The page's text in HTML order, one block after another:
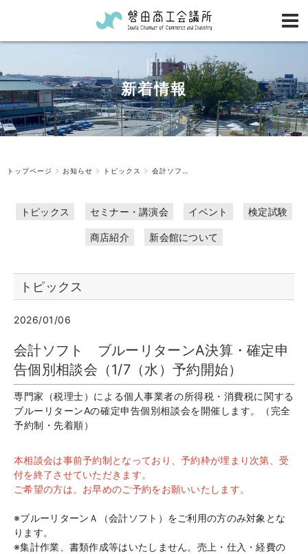
新着情報
トップページ お知らせ トピックス 会計ソフトブルーリターンA決算・確定申告個別相談会（1/7（水）予約開始）...
トピックス セミナー・講演会 イベント 検定試験
商店紹介 新会館について
トピックス
2026/01/06
会計ソフト ブルーリターンA決算・確定申
告個別相談会（1/7（水）予約開始）
専門家（税理士）による個人事業者の所得税・消費税に関する
ブルーリターンAの確定申告個別相談会を開催します。（完全
予約制・先着順）
本相談会は事前予約制となっており、予約枠が埋まり次第、受
付を終了させていただきます。
ご希望の方は、お早めのご予約をお願いいたします。
※ブルーリターンＡ（会計ソフト）をご利用の方のみ対象とな
ります。
※集計作業、書類作成等はいたしません。売上・仕入・経費の